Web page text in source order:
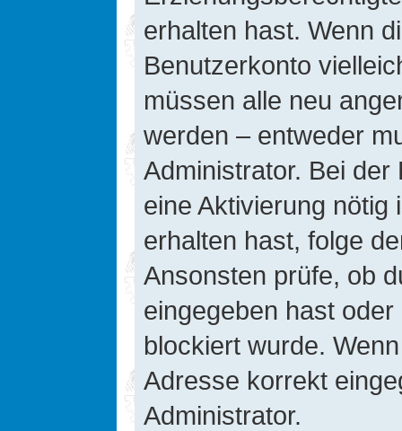
erhalten hast. Wenn
Benutzerkonto
müssen alle neu
werden – entweder
Administrator. Bei
eine Aktivierung nötig
erhalten hast, folge
Ansonsten prüfe, ob
eingegeben hast
blockiert wurde.
Adresse korrekt
Administrator.